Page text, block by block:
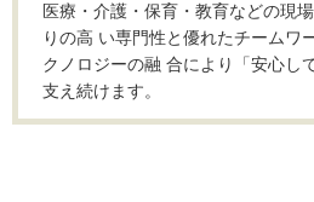
医療・介護・保育・教育などの現
りの高 い専門性と優れたチームワ
クノロジーの融 合により「安心し
支え続けます。